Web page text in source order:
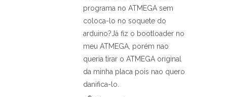
programa no ATMEGA sem
coloca-lo no soquete do
arduino?Já fiz o bootloader no
meu ATMEGA, porém nao
queria tirar o ATMEGA original
da minha placa pois nao quero
danifica-lo.